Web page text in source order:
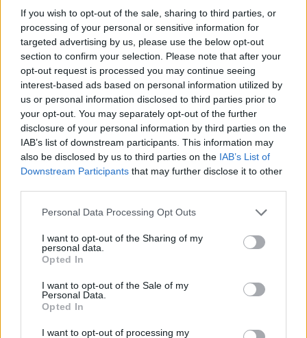
If you wish to opt-out of the sale, sharing to third parties, or
processing of your personal or sensitive information for
targeted advertising by us, please use the below opt-out
section to confirm your selection. Please note that after your
opt-out request is processed you may continue seeing
interest-based ads based on personal information utilized by
us or personal information disclosed to third parties prior to
your opt-out. You may separately opt-out of the further
disclosure of your personal information by third parties on the
IAB’s list of downstream participants. This information may
also be disclosed by us to third parties on the IAB’s List of
Downstream Participants that may further disclose it to other
Please note that this website/app uses one or more Google
not limited to your visit or usage behaviour. You may click to
grant or deny consent to Google and its third-party tags to
use your data for below specified purposes in below Google
consent section.
Personal Data Processing Opt Outs
I want to opt-out of the Sharing of my
personal data.
Opted In
I want to opt-out of the Sale of my
Personal Data.
Opted In
I want to opt-out of processing my
Helhetlig innsikt basert på autoritative og pålitelige
datakilder
Løpende oppdatering av økonomiske, juridiske og
strukturelle forhold
Strukturert visning som forenkler komplekse
vurderinger
Sømløs kobling til analyser, rapporter og overvåking
Tilgjengelig både i webgrensesnitt og via API for
integrasjon i egne systemer